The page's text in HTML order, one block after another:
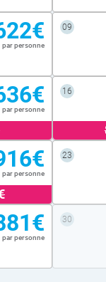
par personne
09
par personne
16
par personne
23
par personne
30